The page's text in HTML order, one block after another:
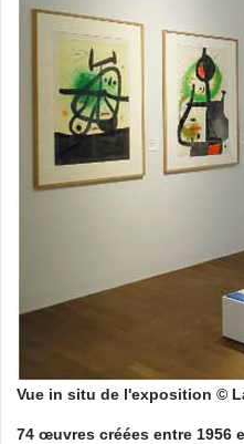
Vue in situ de l'exposition ©
74 œuvres créées entre 1956